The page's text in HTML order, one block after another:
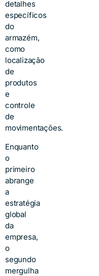
detalhes
específicos
do
armazém,
como
localização
de
produtos
e
controle
de
movimentações.
Enquanto
o
primeiro
abrange
a
estratégia
global
da
empresa,
o
segundo
mergulha